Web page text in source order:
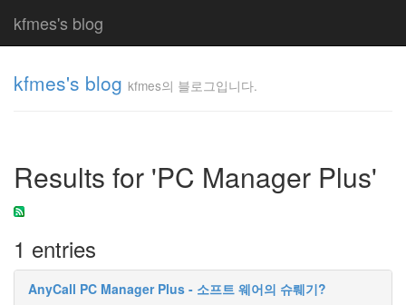
kfmes's blog
kfmes's blog kfmes의 블로그입니다.
Results for 'PC Manager Plus'
1 entries
AnyCall PC Manager Plus - 소프트 웨어의 슈뤠기?
입니
다.
kfmes
Tag
Cloud